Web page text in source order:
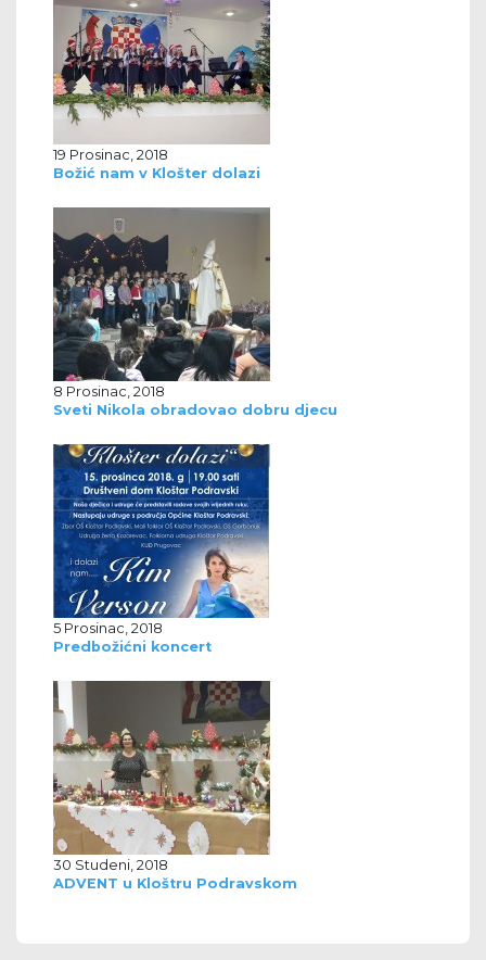
19 Prosinac, 2018
Božić nam v Klošter dolazi
8 Prosinac, 2018
Sveti Nikola obradovao dobru djecu
5 Prosinac, 2018
Predbožićni koncert
30 Studeni, 2018
ADVENT u Kloštru Podravskom